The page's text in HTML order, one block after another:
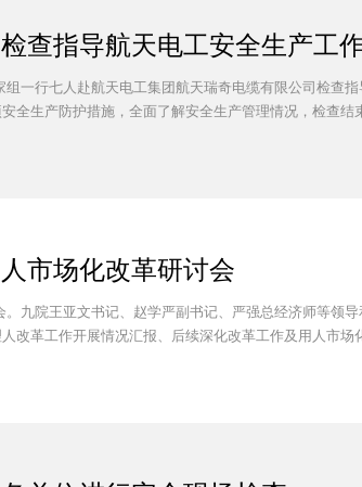
查指导航天电工安全生产工
一行七人赴航天电工集团航天瑞奇电缆有限公司检查
全生产防护措施，全面了解安全生产管理情况，检查结
市场化改革研讨会
九院王亚文书记、赵学严副书记、严强总经济师等领
改革工作开展情况汇报、后续深化改革工作及用人市场